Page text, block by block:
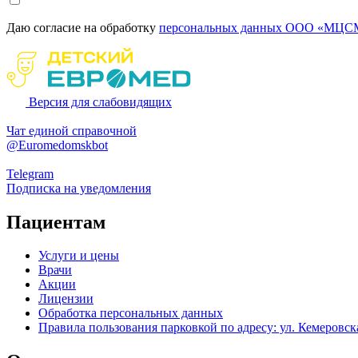
Даю согласие на обработку персональных данных ООО
Версия для слабовидящих
Чат единой справочной
@Euromedomskbot
Telegram
Подписка на уведомления
Пациентам
Услуги и цены
Врачи
Акции
Лицензии
Обработка персональных данных
Правила пользования парковкой по адресу: ул.